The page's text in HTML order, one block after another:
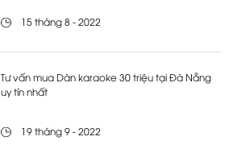
15 tháng 8 - 2022
Tư vấn mua Dàn karaoke 30 triệu tại Đà Nẵng
uy tín nhất
19 tháng 9 - 2022